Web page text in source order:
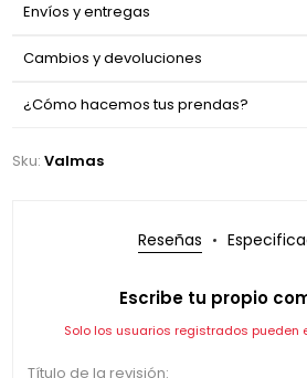
Envíos y entregas
Cambios y devoluciones
¿Cómo hacemos tus prendas?
Sku: Valmas
Reseñas
Escribe tu propio
Solo los usuarios registrados pueden
Título de la revisión: